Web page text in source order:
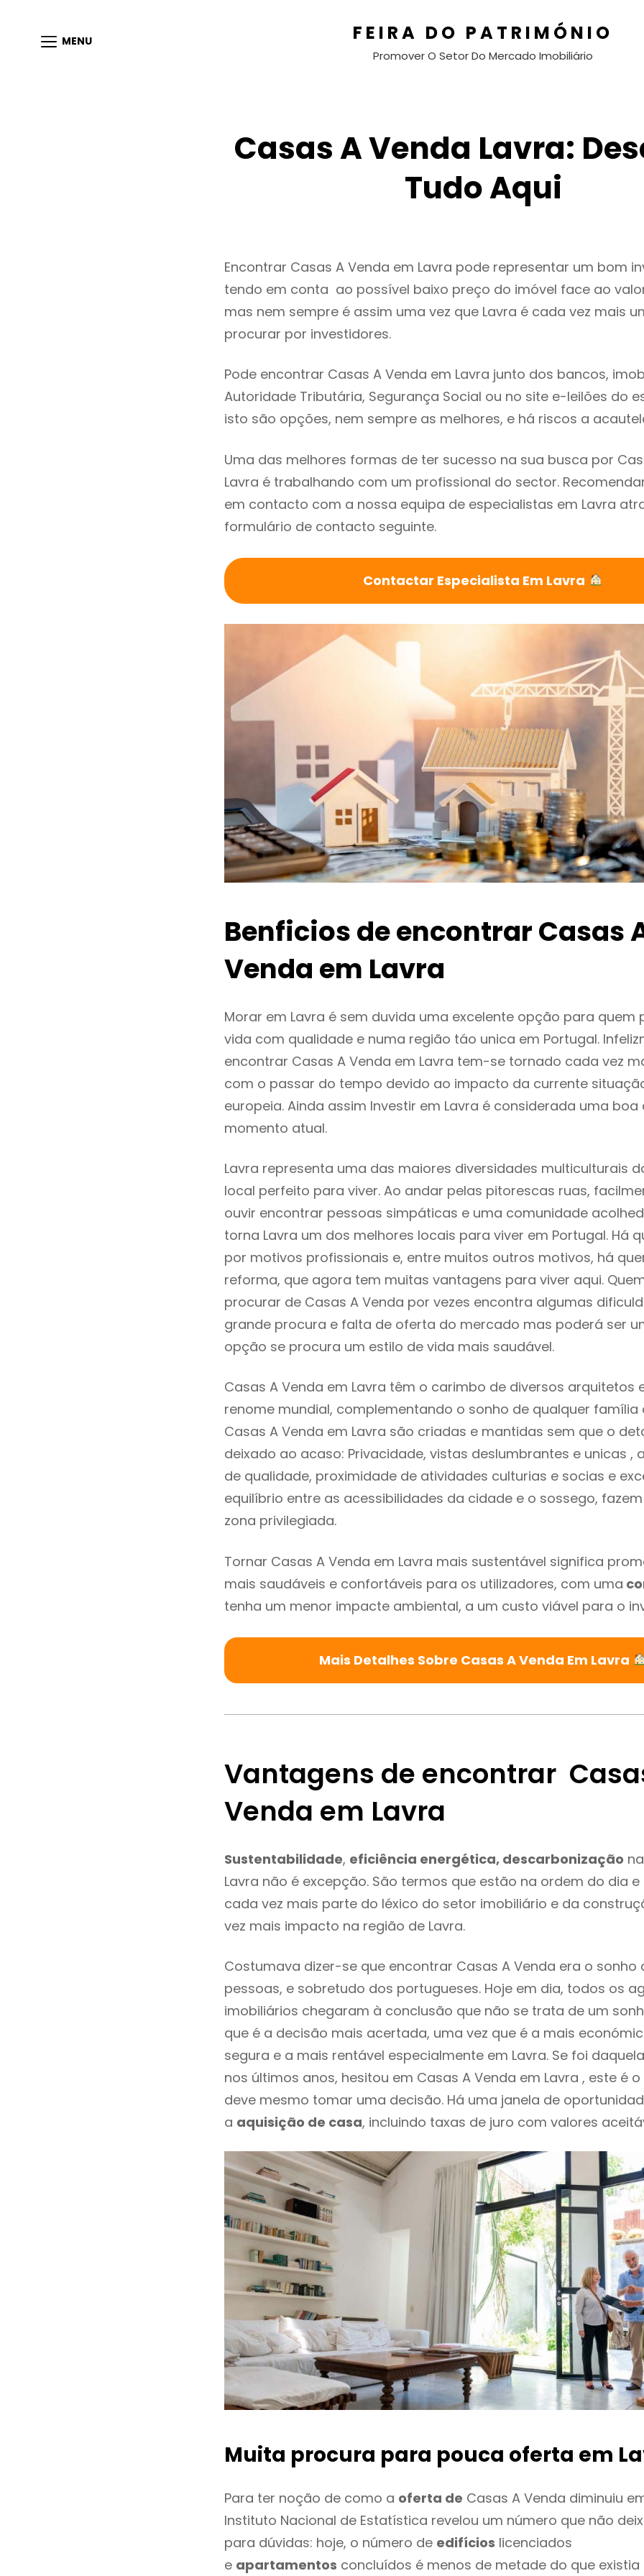
MENU FEIRA DO PATRIMÓNIO
Promover O Setor Do Mercado Imobiliário
Casas A Venda Lavra:
Tudo Aqui
Encontrar Casas A Venda em Lavra pode representar um bom
tendo em conta ao possível baixo preço do imóvel face ao
mas nem sempre é assim uma vez que Lavra é cada vez mais
procurar por investidores.
Pode encontrar Casas A Venda em Lavra junto dos bancos,
Autoridade Tributária, Segurança Social ou no site e-leilões do
isto são opções, nem sempre as melhores, e há riscos a
Uma das melhores formas de ter sucesso na sua busca por
Lavra é trabalhando com um profissional do sector.
em contacto com a nossa equipa de especialistas em Lavra
formulário de contacto seguinte.
Contactar Especialista Em Lavra
Benficios de encontrar Casas
Venda em Lavra
Morar em Lavra é sem duvida uma excelente opção para quem
vida com qualidade e numa região táo unica em Portugal.
encontrar Casas A Venda em Lavra tem-se tornado cada vez
com o passar do tempo devido ao impacto da currente
europeia. Ainda assim Investir em Lavra é considerada uma
momento atual.
Lavra representa uma das maiores diversidades multiculturais
local perfeito para viver. Ao andar pelas pitorescas ruas,
ouvir encontrar pessoas simpáticas e uma comunidade
torna Lavra um dos melhores locais para viver em Portugal. Há
por motivos profissionais e, entre muitos outros motivos, há
reforma, que agora tem muitas vantagens para viver aqui.
procurar de Casas A Venda por vezes encontra algumas
grande procura e falta de oferta do mercado mas poderá ser
opção se procura um estilo de vida mais saudável.
Casas A Venda em Lavra têm o carimbo de diversos arquitetos
renome mundial, complementando o sonho de qualquer família
Casas A Venda em Lavra são criadas e mantidas sem que o
deixado ao acaso: Privacidade, vistas deslumbrantes e unicas ,
de qualidade, proximidade de atividades culturias e socias e
equilíbrio entre as acessibilidades da cidade e o sossego,
zona privilegiada.
Tornar Casas A Venda em Lavra mais sustentável significa
mais saudáveis e confortáveis para os utilizadores, com uma
tenha um menor impacte ambiental, a um custo viável para o
Mais Detalhes Sobre Casas A Venda Em Lavra
Vantagens de encontrar
Venda em Lavra
Sustentabilidade, eficiência energética, descarbonização
Lavra não é excepção. São termos que estão na ordem do dia
cada vez mais parte do léxico do setor imobiliário e da
vez mais impacto na região de Lavra.
Costumava dizer-se que encontrar Casas A Venda era o sonho
pessoas, e sobretudo dos portugueses. Hoje em dia, todos os
imobiliários chegaram à conclusão que não se trata de um
que é a decisão mais acertada, uma vez que é a mais
segura e a mais rentável especialmente em Lavra. Se foi
nos últimos anos, hesitou em Casas A Venda em Lavra , este é
deve mesmo tomar uma decisão. Há uma janela de
a aquisição de casa, incluindo taxas de juro com valores
Muita procura para pouca oferta em
Para ter noção de como a oferta de Casas A Venda diminuiu
Instituto Nacional de Estatística revelou um número que não
para dúvidas: hoje, o número de edifícios licenciados
e apartamentos concluídos é menos de metade do que existia